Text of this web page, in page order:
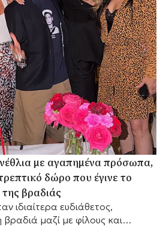
με αγαπημένα πρόσωπα,
δώρο που έγινε το
βραδιάς
ιδιαίτερα ευδιάθετος,
μαζί με φίλους και